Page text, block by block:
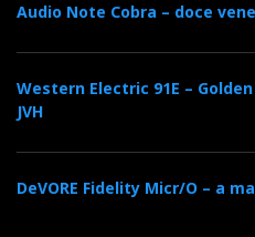
Audio Note Cobra – doce
Western Electric 91E –
JVH
DeVORE Fidelity Micr/O – a